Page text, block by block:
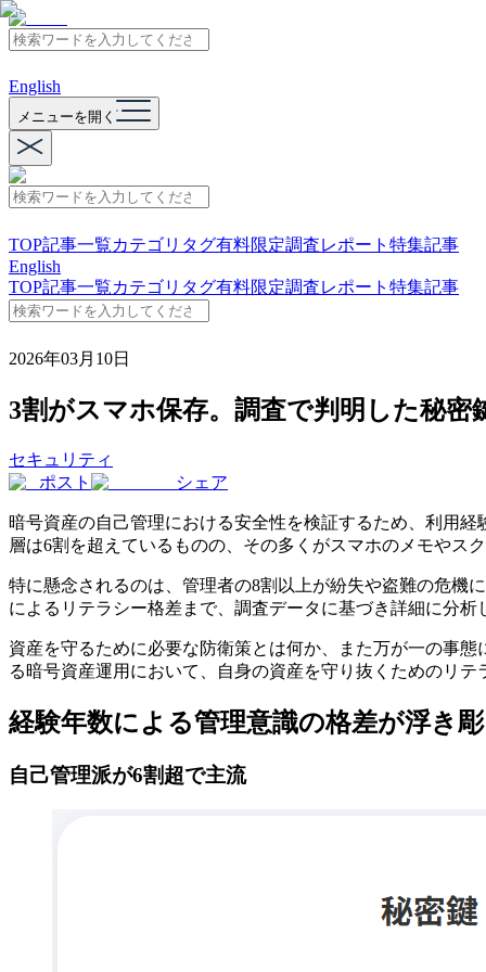
English
メニューを開く
TOP記事一覧カテゴリ タグ有料限定調査レポート 特集記事
English
TOP記事一覧カテゴリ タグ有料限定調査レポート 特集記事
2026年03月10日
3割がスマホ保存。調査で判明した秘
セキュリティ
ポスト
シェア
暗号資産の自己管理における安全性を検証するため、利用
層は6割を超えているものの、その多くがスマホのメモやス
特に懸念されるのは、管理者の8割以上が紛失や盗難の危機
によるリテラシー格差まで、調査データに基づき詳細に分析
資産を守るために必要な防衛策とは何か、また万が一の事
る暗号資産運用において、自身の資産を守り抜くためのリ
経験年数による管理意識の格差が浮き
自己管理派が6割超で主流